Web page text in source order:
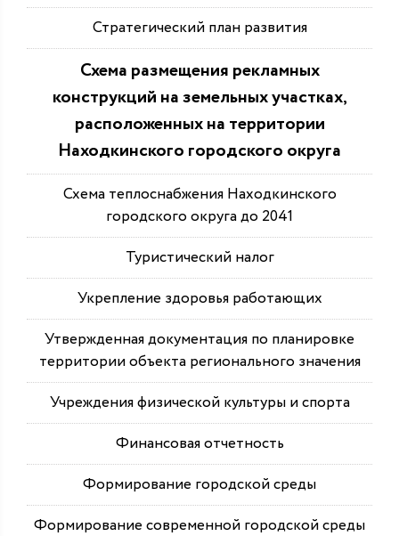
Стратегический план развития
Схема размещения рекламных
конструкций на земельных участках,
расположенных на территории
Находкинского городского округа
Схема теплоснабжения Находкинского
городского округа до 2041
Туристический налог
Укрепление здоровья работающих
Утвержденная документация по планировке
территории объекта регионального значения
Учреждения физической культуры и спорта
Финансовая отчетность
Формирование городской среды
Формирование современной городской среды